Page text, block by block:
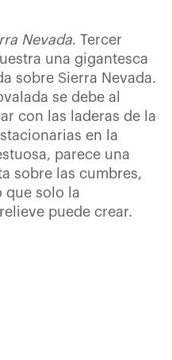
Nevada. Tercer
una gigantesca
sobre Sierra Nevada.
se debe al
con las laderas de la
en la
parece una
sobre las cumbres,
que solo la
puede crear.